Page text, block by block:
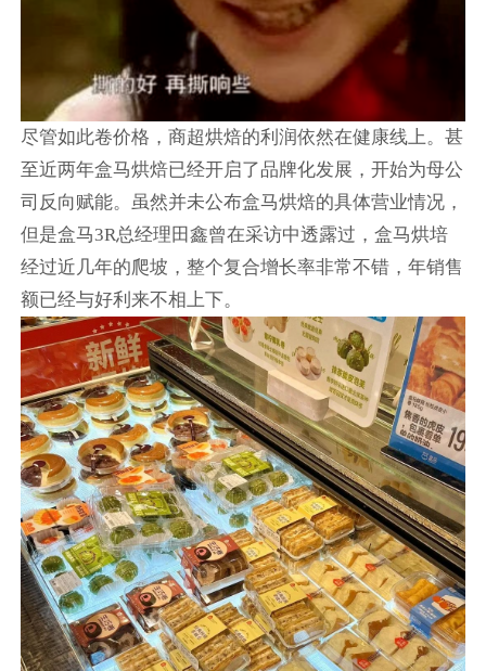
尽管如此卷价格，商超烘焙的利润依然在健康线上。甚
至近两年盒马烘焙已经开启了品牌化发展，开始为母公
司反向赋能。虽然并未公布盒马烘焙的具体营业情况，
但是盒马3R总经理田鑫曾在采访中透露过，盒马烘培
经过近几年的爬坡，整个复合增长率非常不错，年销售
额已经与好利来不相上下。